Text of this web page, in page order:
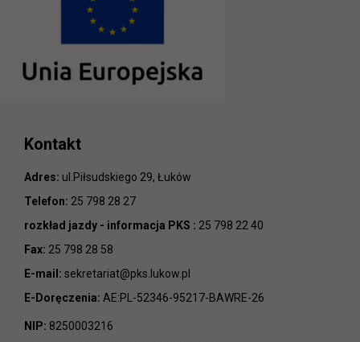
Kontakt
Adres: ul.Piłsudskiego 29, Łuków
Telefon: 25 798 28 27
rozkład jazdy - informacja PKS : 25 798 22 40
Fax: 25 798 28 58
E-mail: sekretariat@pks.lukow.pl
E-Doręczenia: AE:PL-52346-95217-BAWRE-26
NIP: 8250003216